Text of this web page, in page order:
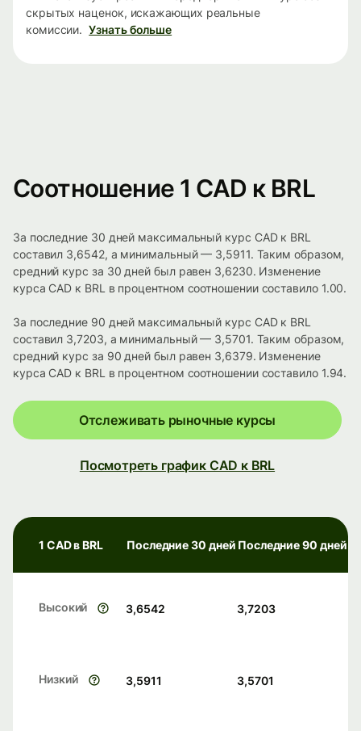
скрытых наценок, искажающих реальные
комиссии. Узнать больше
Соотношение 1 CAD к BRL
За последние 30 дней максимальный курс CAD к BRL
составил 3,6542, а минимальный — 3,5911. Таким образом,
средний курс за 30 дней был равен 3,6230. Изменение
курса CAD к BRL в процентном соотношении составило 1.00.
За последние 90 дней максимальный курс CAD к BRL
составил 3,7203, а минимальный — 3,5701. Таким образом,
средний курс за 90 дней был равен 3,6379. Изменение
курса CAD к BRL в процентном соотношении составило 1.94.
Отслеживать рыночные курсы
Посмотреть график CAD к BRL
1 CAD в BRL Последние 30 дней Последние 90 дней
Высокий 3,6542 3,7203
Низкий 3,5911 3,5701